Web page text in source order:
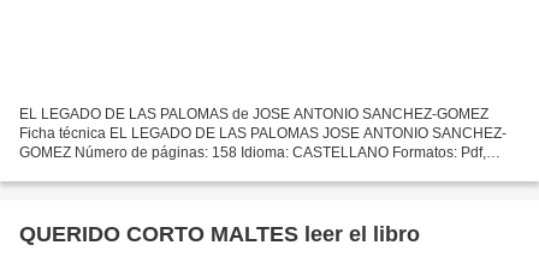
EL LEGADO DE LAS PALOMAS de JOSE ANTONIO SANCHEZ-GOMEZ
Ficha técnica EL LEGADO DE LAS PALOMAS JOSE ANTONIO SANCHEZ-
GOMEZ Número de páginas: 158 Idioma: CASTELLANO Formatos: Pdf,
EDITORIAL Año...
QUERIDO CORTO MALTES leer el libro